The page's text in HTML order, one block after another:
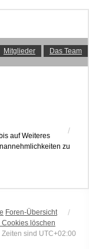
Mitglieder Das Team
auf Weiteres
zu
Foren-Übersicht
Cookies löschen
sind UTC+02:00